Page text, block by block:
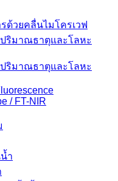
ด้วยคลื่นไมโครเวฟ
ปริมาณธาตุและโลหะ
ปริมาณธาตุและโลหะ
/ FT-NIR
ำ